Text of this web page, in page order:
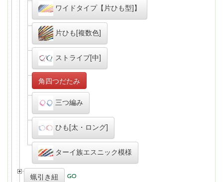
ワイドタイプ【片ひも型]】
片ひも[複数色]
ストライプ[中]
角四つだたみ
三つ編み
ひも[太・ロング]
ターイ族エスニック模様
蝋引き紐